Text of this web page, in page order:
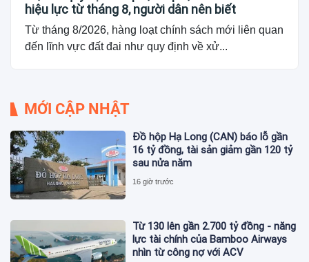
hiệu lực từ tháng 8, người dân nên biết
Từ tháng 8/2026, hàng loạt chính sách mới liên quan
đến lĩnh vực đất đai như quy định về xử...
MỚI CẬP NHẬT
Đồ hộp Hạ Long (CAN) báo lỗ gần
16 tỷ đồng, tài sản giảm gần 120 tỷ
sau nửa năm
16 giờ trước
Từ 130 lên gần 2.700 tỷ đồng - năng
lực tài chính của Bamboo Airways
nhìn từ công nợ với ACV